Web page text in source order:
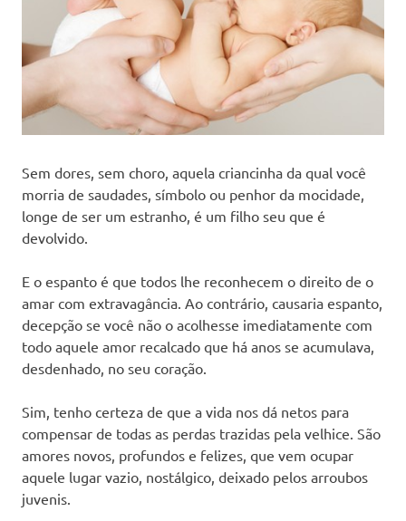
Sem dores, sem choro, aquela criancinha da qual você
morria de saudades, símbolo ou penhor da mocidade,
longe de ser um estranho, é um filho seu que é
devolvido.
E o espanto é que todos lhe reconhecem o direito de o
amar com extravagância. Ao contrário, causaria espanto,
decepção se você não o acolhesse imediatamente com
todo aquele amor recalcado que há anos se acumulava,
desdenhado, no seu coração.
Sim, tenho certeza de que a vida nos dá netos para
compensar de todas as perdas trazidas pela velhice. São
amores novos, profundos e felizes, que vem ocupar
aquele lugar vazio, nostálgico, deixado pelos arroubos
juvenis.